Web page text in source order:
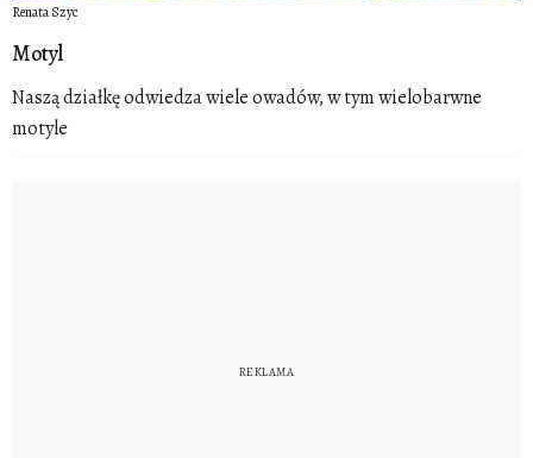
Renata Szyc
Motyl
Naszą działkę odwiedza wiele owadów, w tym wielobarwne
motyle